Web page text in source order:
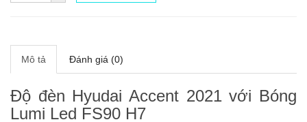
Mô tả Đánh giá (0)
Độ đèn Hyudai Accent 2021 với Bóng
Lumi Led FS90 H7